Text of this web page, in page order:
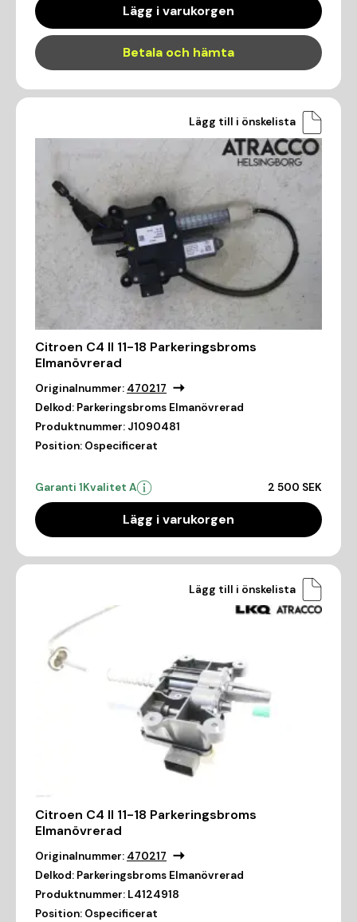
Lägg i varukorgen
Betala och hämta
Lägg till i önskelista
Citroen C4 II 11-18 Parkeringsbroms
Elmanövrerad
Originalnummer: 470217
Delkod: Parkeringsbroms Elmanövrerad
Produktnummer: J1090481
Position: Ospecificerat
Garanti 1Kvalitet A 2 500 SEK
Lägg i varukorgen
Lägg till i önskelista
Citroen C4 II 11-18 Parkeringsbroms
Elmanövrerad
Originalnummer: 470217
Delkod: Parkeringsbroms Elmanövrerad
Produktnummer: L4124918
Position: Ospecificerat